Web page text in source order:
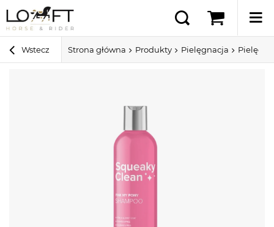
Wstecz Strona główna Produkty Pielęgnacja